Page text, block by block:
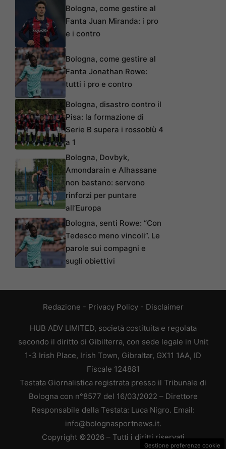
Bologna, come gestire al
Fanta Juan Miranda: i pro
e i contro
Bologna, come gestire al
Fanta Jonathan Rowe:
tutti i pro e contro
Bologna, disastro contro il
Pisa: la formazione di
Serie B supera i rossoblù 4
a 1
Bologna, Dovbyk,
Amondarain e Alhassane
non bastano: servono
rinforzi per puntare
all’Europa
Bologna, senti Rowe: “Con
Tedesco meno vincoli”. Le
parole sui compagni e
sugli obiettivi
Redazione - Privacy Policy- Disclaimer
HUB ADV LIMITED, società costituita e regolata
secondo il diritto di Gibilterra, con sede legale in Unit
1-3 Irish Place, Irish Town, Gibraltar, GX11 1AA, ID
Fiscale 124881
Testata Giornalistica registrata presso il Tribunale di
Bologna con n°8577 del 16/03/2022 – Direttore
Responsabile della Testata: Luca Nigro. Email:
info@bolognasportnews.it.
Copyright ©2026 – Tutti i diritti riservati
Gestione preferenze cookie